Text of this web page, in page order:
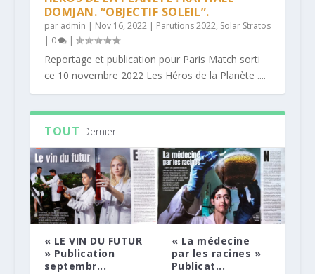
DOMJAN. “OBJECTIF SOLEIL”.
par admin | Nov 16, 2022| Parutions 2022, Solar Stratos
| 0 |
Reportage et publication pour Paris Match sorti
ce 10 novembre 2022 Les Héros de la Planète ....
TOUT Dernier
« LE VIN DU FUTUR
» Publication
septembr...
« La médecine
par les racines »
Publicat...